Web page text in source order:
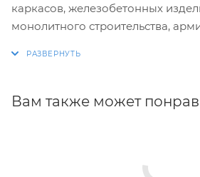
каркасов, железобетонных
монолитного строительства,
строго выдержаны, благодаря
Вам также может